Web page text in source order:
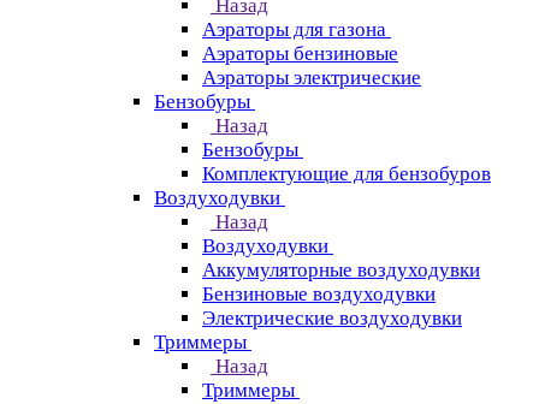
Назад
Аэраторы для газона
Аэраторы бензиновые
Аэраторы электрические
Бензобуры
Назад
Бензобуры
Комплектующие для бензобуров
Воздуходувки
Назад
Воздуходувки
Аккумуляторные воздуходувки
Бензиновые воздуходувки
Электрические воздуходувки
Триммеры
Назад
Триммеры